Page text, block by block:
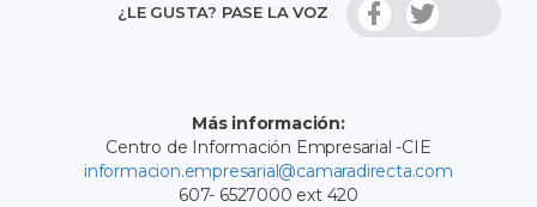
¿LE GUSTA? PASE LA VOZ
Más información:
Centro de Información Empresarial -CIE
informacion.empresarial@camaradirecta.com
607- 6527000 ext 420